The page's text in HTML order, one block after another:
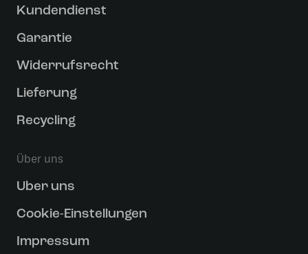
Kundendienst
Garantie
Widerrufsrecht
Lieferung
Recycling
Über uns
Uber uns
Cookie-Einstellungen
Impressum